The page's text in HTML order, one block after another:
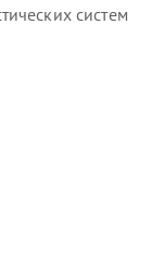
систем